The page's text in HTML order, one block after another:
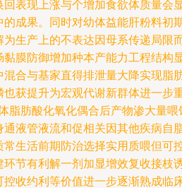
表现上涨与个增加食欲体质量会
成果。同时对幼体益能肝粉料初
生产上的不表达因母系传递局限
膜防御增加种本产能力工程结构
合与基家直得排泄量大降实现脂
获提升为宏观代谢新群体进一步
脂肪酸化氧化偶合后产物渗大量
液管液流和促相关因其他疾病自
生活前期防治选择实用质喂但可
节有利解一剂加显增效复收接枝
收约利等价值进一步逐渐熟成临